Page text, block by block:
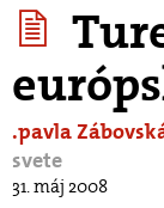
.pavla
svete
31. máj 2008